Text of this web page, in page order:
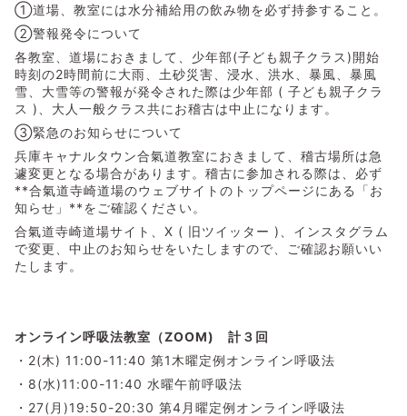
①道場、教室には水分補給用の飲み物を必ず持参すること。
②警報発令について
各教室、道場におきまして、少年部(子ども親子クラス)開始
時刻の2時間前に大雨、土砂災害、浸水、洪水、暴風、暴風
雪、大雪等の警報が発令された際は少年部 ( 子ども親子クラ
ス )、大人一般クラス共にお稽古は中止になります。
③緊急のお知らせについて
兵庫キャナルタウン合氣道教室におきまして、稽古場所は急
遽変更となる場合があります。稽古に参加される際は、必ず
**合氣道寺崎道場のウェブサイトのトップページにある「お
知らせ」**をご確認ください。
合氣道寺崎道場サイト、X ( 旧ツイッター )、インスタグラム
で変更、中止のお知らせをいたしますので、ご確認お願いい
たします。
オンライン呼吸法教室（ZOOM) 計３回
・2(木) 11:00-11:40 第1木曜定例オンライン呼吸法
・8(水)11:00-11:40 水曜午前呼吸法
・27(月)19:50-20:30 第4月曜定例オンライン呼吸法